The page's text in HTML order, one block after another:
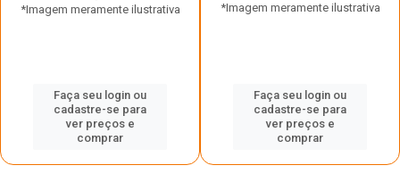
*Imagem meramente ilustrativa
Faça seu login ou
cadastre-se para
ver preços e
comprar
*Imagem meramente ilustrativa
Faça seu login ou
cadastre-se para
ver preços e
comprar